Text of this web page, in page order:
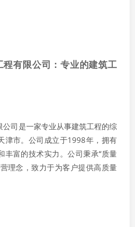
程有限公司：专业的建筑工
公司是一家专业从事建筑工程的综
津市。公司成立于1998年，拥有
丰富的技术实力。公司秉承“质量
理念，致力于为客户提供高质量